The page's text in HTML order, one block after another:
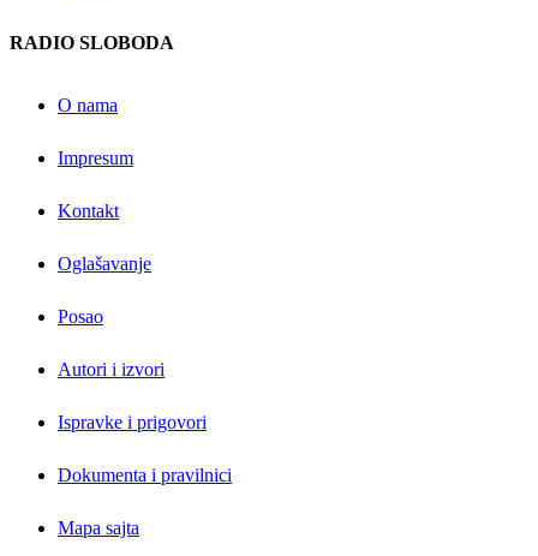
RADIO SLOBODA
O nama
Impresum
Kontakt
Oglašavanje
Posao
Autori i izvori
Ispravke i prigovori
Dokumenta i pravilnici
Mapa sajta